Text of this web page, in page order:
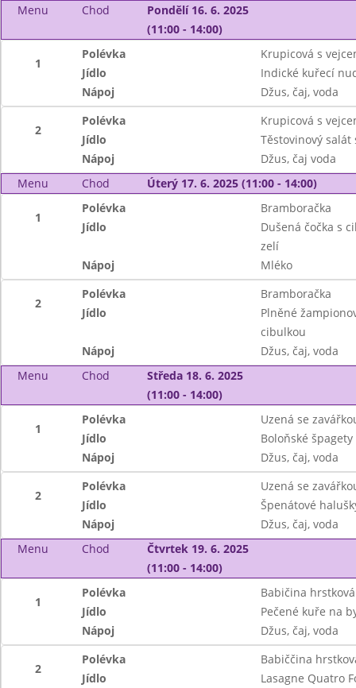
Menu Chod
Pondělí 16. 6. 2025
(11:00 - 14:00)
1
Polévka
Krupicová s
Jídlo
Indické kuřecí
Nápoj
Džus, čaj, voda
2
Polévka
Krupicová s
Jídlo
Těstovinový
Nápoj
Džus, čaj voda
Menu
Chod Úterý 17. 6. 2025 (11:00 - 14:00)
1
Polévka
Bramboračka
Jídlo
Dušená čočka s
zelí
Nápoj
Mléko
2
Polévka
Bramboračka
Jídlo
Plněné
cibulkou
Nápoj
Džus, čaj, voda
Menu
Chod
Středa 18. 6. 2025
(11:00 - 14:00)
1
Polévka
Uzená se
Jídlo
Boloňské
Nápoj
Džus, čaj, voda
2
Polévka
Uzená se
Jídlo
Špenátové
Nápoj
Džus, čaj, voda
Menu
Chod
Čtvrtek 19. 6. 2025
(11:00 - 14:00)
1
Polévka
Babičina
Jídlo
Pečené kuře na
Nápoj
Džus, čaj, voda
2
Polévka
Babiččina
Jídlo
Lasagne Quatro